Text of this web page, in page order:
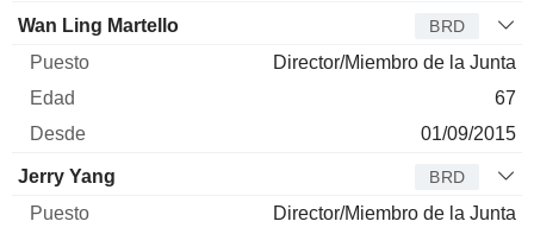
Wan Ling Martello BRD
Director/Miembro de la Junta
67
01/09/2015
Jerry Yang BRD
Director/Miembro de la Junta